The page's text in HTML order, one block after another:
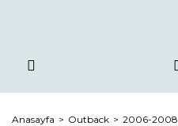
Anasayfa Outback 2006-2008